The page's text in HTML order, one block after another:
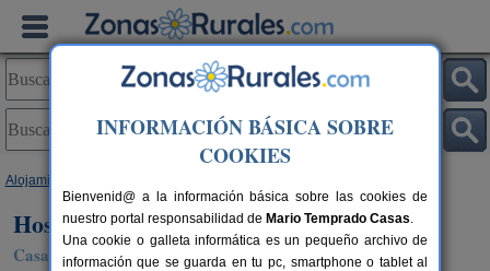
Alojamientos
Hostal Rural Moclín
Casa Rural en Moclín (Granada)
INFORMACIÓN BÁSICA SOBRE
COOKIES
Bienvenid@ a la información básica sobre las cookies de
nuestro portal responsabilidad de Mario Temprado Casas.
Una cookie o galleta informática es un pequeño archivo de
información que se guarda en tu pc, smartphone o tablet al